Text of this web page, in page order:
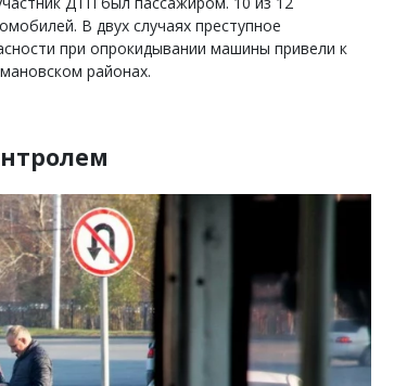
В двух случаях преступное
при опрокидывании машины привели к
районах.